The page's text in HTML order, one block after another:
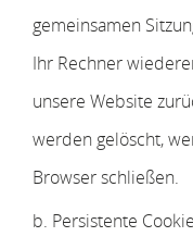
gemeinsamen
Ihr Rechner
unsere Website
werden gelöscht,
Browser schließen.
b. Persistente